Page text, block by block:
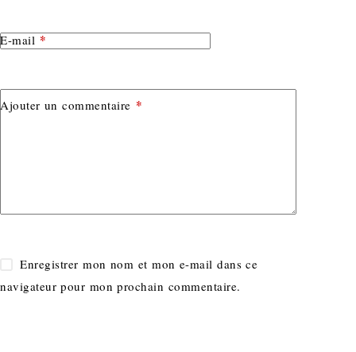
E-mail *
Ajouter un commentaire *
Enregistrer mon nom et mon e-mail dans ce
navigateur pour mon prochain commentaire.